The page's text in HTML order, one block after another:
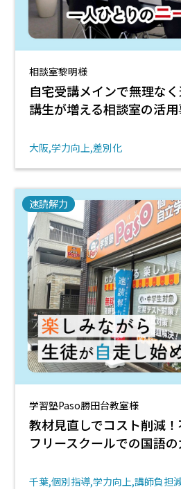
相談室黎明様
自宅受講メインで無理な
講生が増える相談室の活
大阪 学力向上 差別化
速読解力
学習塾Paso勝田台教室様
教材見直しでコスト削減
フリースクールでの国語
千葉 個別指導 学力向上 講師負担